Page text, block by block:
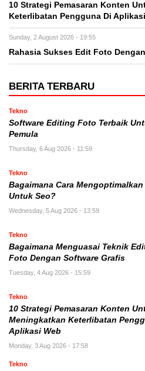
10 Strategi Pemasaran Konten
Keterlibatan Pengguna Di
Sunday, 2 August 2026 - 19:55
Rahasia Sukses Edit Foto
BERITA TERBARU
Tekno
Software Editing Foto Terbaik
Pemula
Thursday, 6 Aug 2026 - 11:59
Tekno
Bagaimana Cara Mengoptimalkan
Untuk Seo?
Wednesday, 5 Aug 2026 - 13:59
Tekno
Bagaimana Menguasai Teknik
Foto Dengan Software Grafis
Tuesday, 4 Aug 2026 - 15:59
Tekno
10 Strategi Pemasaran Konten
Meningkatkan Keterlibatan
Aplikasi Web
Monday, 3 Aug 2026 - 17:58
Tekno